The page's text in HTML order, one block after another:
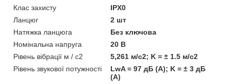
Клас захисту
IPX0
Ланцюг
2 шт
Натяжка ланцюга
Без ключова
Номінальна напруга
20 В
Рівень вібрації м / с2
5,261 м/с2; K = ± 1.5 м/с2
Рівень звукової потужності
LwA = 97 дБ (А); K = ± 3 дБ
(А)